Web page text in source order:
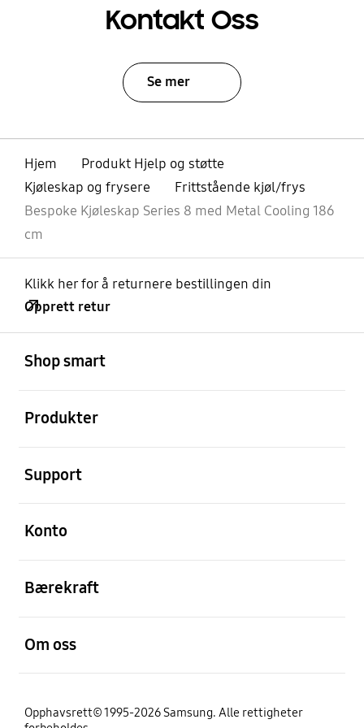
Kontakt Oss
Se mer
Hjem
Produkt Hjelp og støtte
Kjøleskap og frysere
Frittstående kjøl/frys
Bespoke Kjøleskap Series 8 med Metal Cooling 186
cm
Klikk her for å returnere bestillingen din
Opprett retur
Shop smart
Produkter
Support
Konto
Bærekraft
Om oss
Opphavsrett© 1995-2026 Samsung. Alle rettigheter